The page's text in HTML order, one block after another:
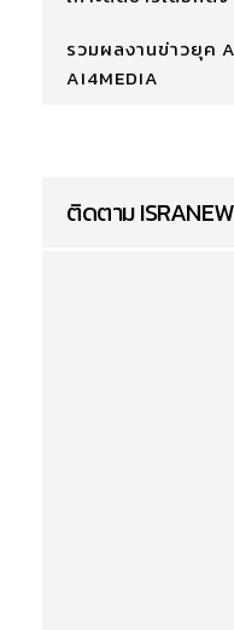
รวมผลงานข่าวยุค
AI4MEDIA
ติดตาม